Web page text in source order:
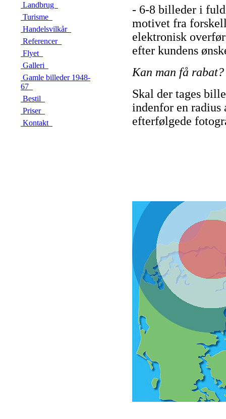
Landbrug
Turisme
Handelsvilkår
Referencer
Flyet
Galleri
Gamle billeder 1948-
67
Bestil
Priser
Kontakt
- 6-8 billeder i
motivet fra
elektronisk
efter kundens
Kan man få rabat?
Skal der tages
indenfor en radius
efterfølgede